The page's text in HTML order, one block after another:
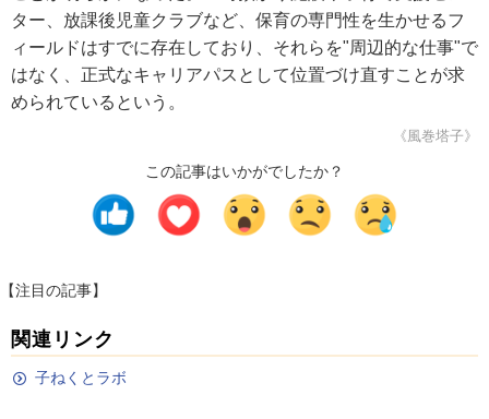
ター、放課後児童クラブなど、保育の専門性を生かせるフ
ィールドはすでに存在しており、それらを"周辺的な仕事"で
はなく、正式なキャリアパスとして位置づけ直すことが求
められているという。
《風巻塔子》
この記事はいかがでしたか？
【注目の記事】
関連リンク
子ねくとラボ